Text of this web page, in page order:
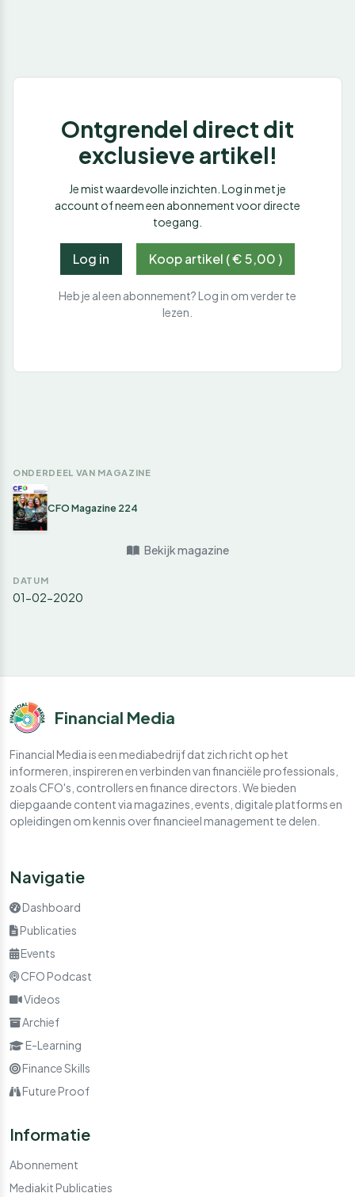
Ontgrendel direct dit
exclusieve artikel!
Je mist waardevolle inzichten. Log in met je
account of neem een abonnement voor directe
toegang.
Log in Koop artikel ( € 5,00 )
Heb je al een abonnement? Log in om verder te
lezen.
ONDERDEEL VAN MAGAZINE
CFO Magazine 224
Bekijk magazine
DATUM
01-02-2020
Financial Media
Financial Media is een mediabedrijf dat zich richt op het
informeren, inspireren en verbinden van financiële professionals,
zoals CFO's, controllers en finance directors. We bieden
diepgaande content via magazines, events, digitale platforms en
opleidingen om kennis over financieel management te delen.
Navigatie
Dashboard
Publicaties
Events
CFO Podcast
Videos
Archief
E-Learning
Finance Skills
Future Proof
Informatie
Abonnement
Mediakit Publicaties